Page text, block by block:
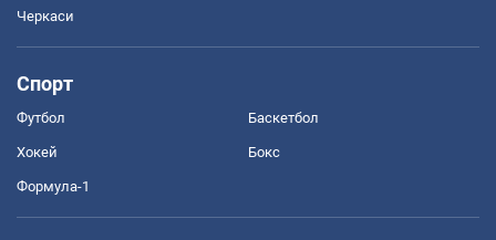
Черкаси
Спорт
Футбол Баскетбол
Хокей Бокс
Формула-1